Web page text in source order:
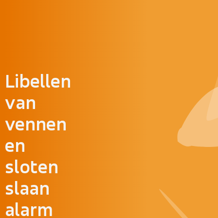
Libellen
van
vennen
en
sloten
slaan
alarm